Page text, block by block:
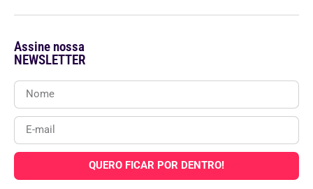
Assine nossa
NEWSLETTER
QUERO FICAR POR DENTRO!